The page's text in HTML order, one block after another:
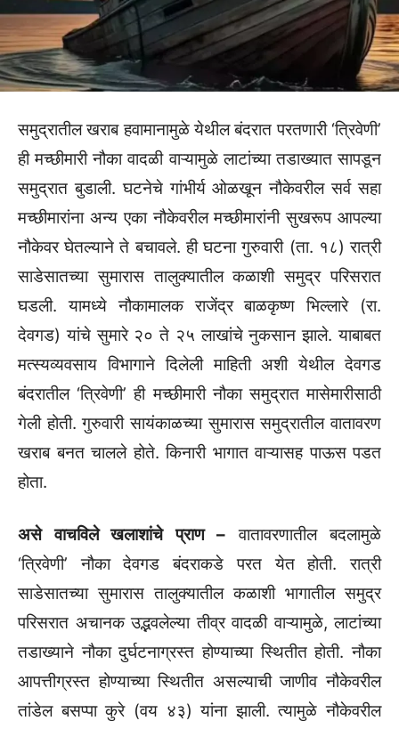
समुद्रातील खराब हवामानामुळे येथील बंदरात परतणारी ‘त्रिवेणी’
ही मच्छीमारी नौका वादळी वाऱ्यामुळे लाटांच्या तडाख्यात सापडून
समुद्रात बुडाली. घटनेचे गांभीर्य ओळखून नौकेवरील सर्व सहा
मच्छीमारांना अन्य एका नौकेवरील मच्छीमारांनी सुखरूप आपल्या
नौकेवर घेतल्याने ते बचावले. ही घटना गुरुवारी (ता. १८) रात्री
साडेसातच्या सुमारास तालुक्यातील कळाशी समुद्र परिसरात
घडली. यामध्ये नौकामालक राजेंद्र बाळकृष्ण भिल्लारे (रा.
देवगड) यांचे सुमारे २० ते २५ लाखांचे नुकसान झाले. याबाबत
मत्स्यव्यवसाय विभागाने दिलेली माहिती अशी येथील देवगड
बंदरातील ‘त्रिवेणी’ ही मच्छीमारी नौका समुद्रात मासेमारीसाठी
गेली होती. गुरुवारी सायंकाळच्या सुमारास समुद्रातील वातावरण
खराब बनत चालले होते. किनारी भागात वाऱ्यासह पाऊस पडत
होता.
असे वाचविले खलाशांचे प्राण – वातावरणातील बदलामुळे
‘त्रिवेणी’ नौका देवगड बंदराकडे परत येत होती. रात्री
साडेसातच्या सुमारास तालुक्यातील कळाशी भागातील समुद्र
परिसरात अचानक उद्भवलेल्या तीव्र वादळी वाऱ्यामुळे, लाटांच्या
तडाख्याने नौका दुर्घटनाग्रस्त होण्याच्या स्थितीत होती. नौका
आपत्तीग्रस्त होण्याच्या स्थितीत असल्याची जाणीव नौकेवरील
तांडेल बसप्पा कुरे (वय ४३) यांना झाली. त्यामुळे नौकेवरील